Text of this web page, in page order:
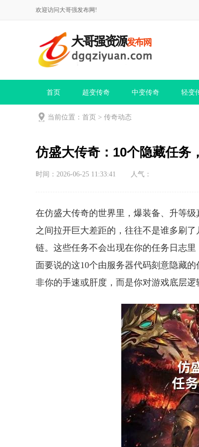
欢迎访问大哥强发布网!
首页 超变传奇 中变传奇 轻变
当前位置： 首页 > 传奇动态
仿盛大传奇：10个隐藏任务
时间：2026-06-25 11:33:41 人气：
在仿盛大传奇的世界里，爆装备、升等
之间拉开巨大差距的，往往不是谁多刷
链。这些任务不会出现在你的任务日志
面要说的这10个由服务器代码刻意隐藏
非你的手速或肝度，而是你对游戏底层逻